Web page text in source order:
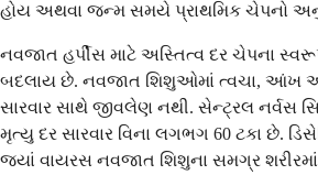
હોય અથવા જન્મ સમયે પ્રાથમિક ચેપનો
નવજાત હર્પીસ માટે અસ્તિત્વ દર ચેપના સ્વરૂપ
બદલાય છે. નવજાત શિશુઓમાં ત્વચા, આંખ અને
સારવાર સાથે જીવલેણ નથી. સેન્ટ્રલ નર્વસ
મૃત્યુ દર સારવાર વિના લગભગ 60 ટકા છે.
જ્યાં વાયરસ નવજાત શિશુના સમગ્ર